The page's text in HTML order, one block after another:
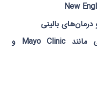
بالینی
وب‌سایت‌های معتبر پزشکی مانند Mayo Clinic و